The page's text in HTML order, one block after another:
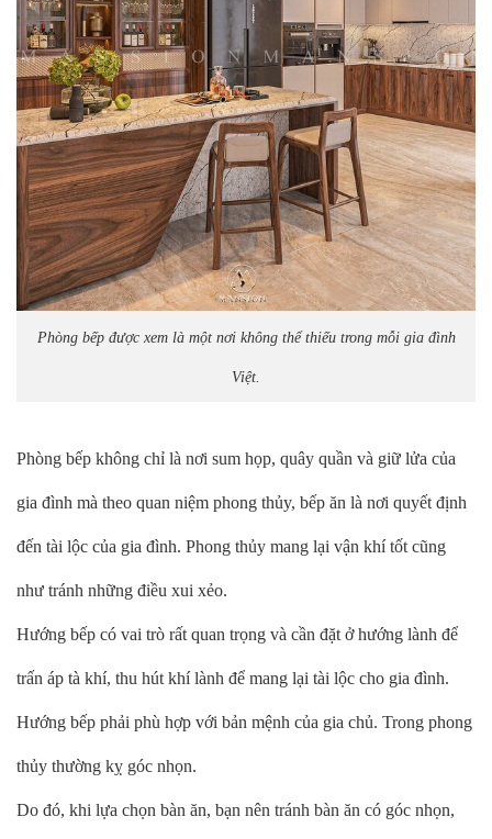
Phòng bếp được xem là một nơi không thể thiếu trong mỗi gia đình
Việt.
Phòng bếp không chỉ là nơi sum họp, quây quần và giữ lửa của
gia đình mà theo quan niệm phong thủy, bếp ăn là nơi quyết định
đến tài lộc của gia đình. Phong thủy mang lại vận khí tốt cũng
như tránh những điều xui xẻo.
Hướng bếp có vai trò rất quan trọng và cần đặt ở hướng lành để
trấn áp tà khí, thu hút khí lành để mang lại tài lộc cho gia đình.
Hướng bếp phải phù hợp với bản mệnh của gia chủ. Trong phong
thủy thường kỵ góc nhọn.
Do đó, khi lựa chọn bàn ăn, bạn nên tránh bàn ăn có góc nhọn,